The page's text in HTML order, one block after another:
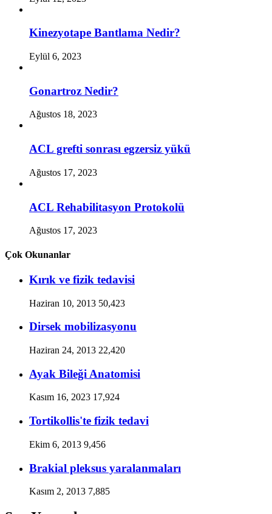
Kinezyotape Bantlama Nedir?
Eylül 6, 2023
Gonartroz Nedir?
Ağustos 18, 2023
ACL grefti sonrası egzersiz yükü
Ağustos 17, 2023
ACL Rehabilitasyon Protokolü
Ağustos 17, 2023
Çok Okunanlar
Kırık ve fizik tedavisi
Haziran 10, 2013 50,423
Dirsek mobilizasyonu
Haziran 24, 2013 22,420
Ayak Bileği Anatomisi
Kasım 16, 2023 17,924
Tortikollis'te fizik tedavi
Ekim 6, 2013 9,456
Brakial pleksus yaralanmaları
Kasım 2, 2013 7,885